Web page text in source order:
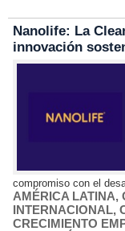
Nanolife: La
innovación
compromiso con el
AMÉRICA LATINA,
INTERNACIONAL,
CRECIMIENTO